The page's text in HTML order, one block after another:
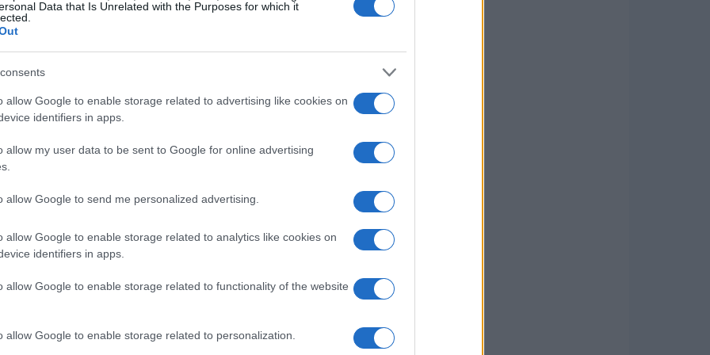
Data that Is Unrelated with the Purposes for which it
allow Google to enable storage related to advertising like cookies on
identifiers in apps.
allow my user data to be sent to Google for online advertising
allow Google to send me personalized advertising.
allow Google to enable storage related to analytics like cookies on
identifiers in apps.
allow Google to enable storage related to functionality of the website
allow Google to enable storage related to personalization.
appuntamento
sono strutturati per offrire assistenza ai
al giovedì, dalle
è limitata dalle9.00 alle 12.00.
contattare il centro ai seguenti numeri
,0342 531665 ,0342 531308,0342
è disponibile anche un numero di
unaemailaSondrio@cpi.provincia.so.it
vari.